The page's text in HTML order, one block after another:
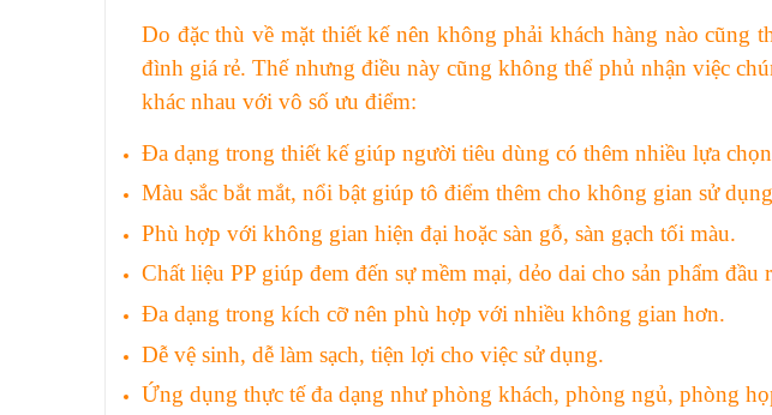
Do đặc thù về mặt thiết kế nên không phải khách hàng nào cũng
đình giá rẻ. Thế nhưng điều này cũng không thể phủ nhận việc
khác nhau với vô số ưu điểm:
Đa dạng trong thiết kế giúp người tiêu dùng có thêm nhiều lựa
Màu sắc bắt mắt, nổi bật giúp tô điểm thêm cho không gian sử
Phù hợp với không gian hiện đại hoặc sàn gỗ, sàn gạch tối màu.
Chất liệu PP giúp đem đến sự mềm mại, dẻo dai cho sản phẩm đầu
Đa dạng trong kích cỡ nên phù hợp với nhiều không gian hơn.
Dễ vệ sinh, dễ làm sạch, tiện lợi cho việc sử dụng.
Ứng dụng thực tế đa dạng như phòng khách, phòng ngủ, phòng